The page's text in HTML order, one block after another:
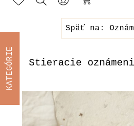
Späť na:
Stieracie
KATEGÓRIE